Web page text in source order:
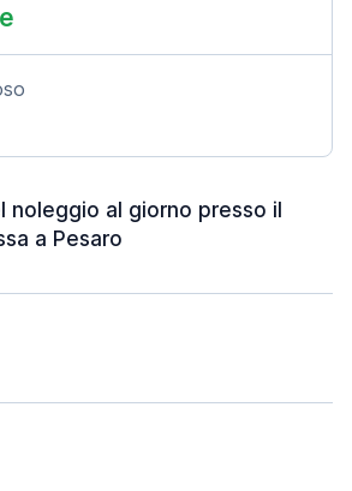
noleggio al giorno presso il
a Pesaro